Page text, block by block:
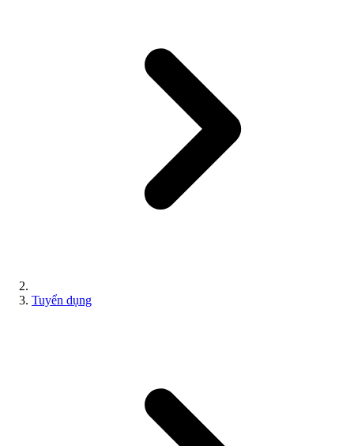
Tuyển dụng